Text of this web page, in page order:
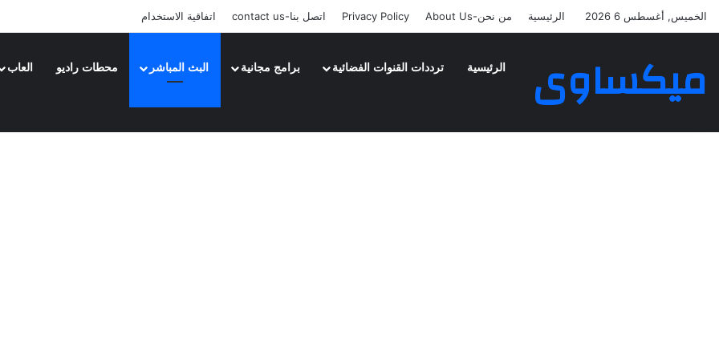
الخميس, أغسطس 6 2026 الرئيسية من نحن-About Us Privacy Policy اتصل بنا-contact us اتفاقية الاستخدام
ميكساوى الرئيسية ترددات القنوات الفضائية برامج مجانية البث المباشر محطات راديو العاب